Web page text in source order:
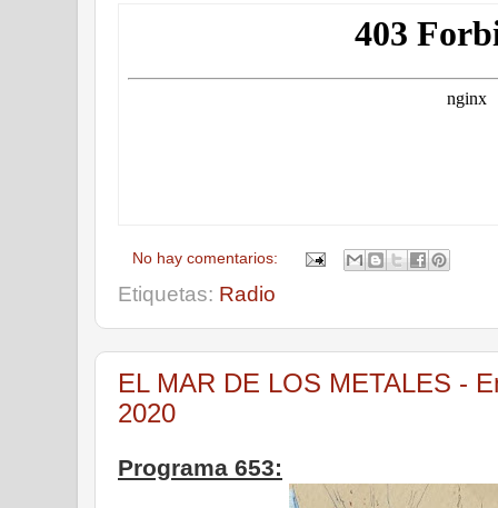
No hay comentarios:
Etiquetas: Radio
EL MAR DE LOS METALES -
2020
Programa 653: